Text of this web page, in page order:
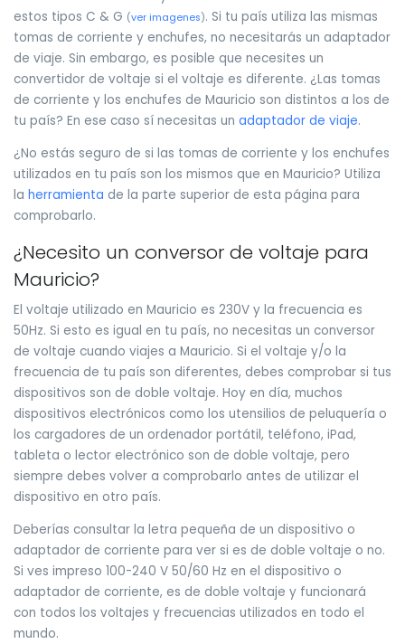
estos tipos C & G (ver imagenes). Si tu país utiliza las mismas
tomas de corriente y enchufes, no necesitarás un adaptador
de viaje. Sin embargo, es posible que necesites un
convertidor de voltaje si el voltaje es diferente. ¿Las tomas
de corriente y los enchufes de Mauricio son distintos a los de
tu país? En ese caso sí necesitas un adaptador de viaje.
¿No estás seguro de si las tomas de corriente y los enchufes
utilizados en tu país son los mismos que en Mauricio? Utiliza
la herramienta de la parte superior de esta página para
comprobarlo.
¿Necesito un conversor de voltaje para
Mauricio?
El voltaje utilizado en Mauricio es 230V y la frecuencia es
50Hz. Si esto es igual en tu país, no necesitas un conversor
de voltaje cuando viajes a Mauricio. Si el voltaje y/o la
frecuencia de tu país son diferentes, debes comprobar si tus
dispositivos son de doble voltaje. Hoy en día, muchos
dispositivos electrónicos como los utensilios de peluquería o
los cargadores de un ordenador portátil, teléfono, iPad,
tableta o lector electrónico son de doble voltaje, pero
siempre debes volver a comprobarlo antes de utilizar el
dispositivo en otro país.
Deberías consultar la letra pequeña de un dispositivo o
adaptador de corriente para ver si es de doble voltaje o no.
Si ves impreso 100-240 V 50/60 Hz en el dispositivo o
adaptador de corriente, es de doble voltaje y funcionará
con todos los voltajes y frecuencias utilizados en todo el
mundo.